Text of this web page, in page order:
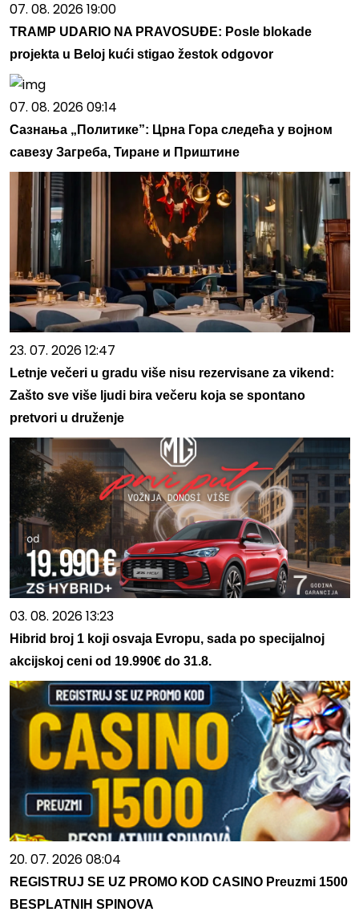
07. 08. 2026 19:00
TRAMP UDARIO NA PRAVOSUĐE: Posle blokade
projekta u Beloj kući stigao žestok odgovor
07. 08. 2026 09:14
Сазнања „Политике”: Црна Гора следећа у војном
савезу Загреба, Тиране и Приштине
23. 07. 2026 12:47
Letnje večeri u gradu više nisu rezervisane za vikend:
Zašto sve više ljudi bira večeru koja se spontano
pretvori u druženje
03. 08. 2026 13:23
Hibrid broj 1 koji osvaja Evropu, sada po specijalnoj
akcijskoj ceni od 19.990€ do 31.8.
20. 07. 2026 08:04
REGISTRUJ SE UZ PROMO KOD CASINO Preuzmi 1500
BESPLATNIH SPINOVA